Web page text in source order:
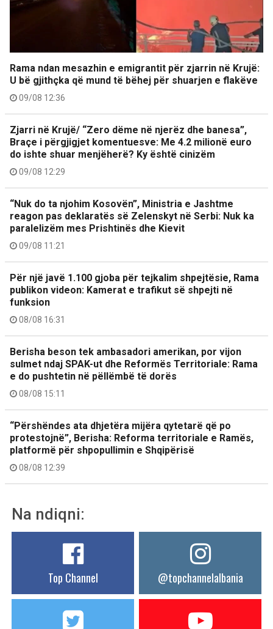
Rama ndan mesazhin e emigrantit për zjarrin në Krujë:
U bë gjithçka që mund të bëhej për shuarjen e flakëve
09/08 12:36
Zjarri në Krujë/ “Zero dëme në njerëz dhe banesa”,
Braçe i përgjigjet komentuesve: Me 4.2 milionë euro
do ishte shuar menjëherë? Ky është cinizëm
09/08 12:29
“Nuk do ta njohim Kosovën”, Ministria e Jashtme
reagon pas deklaratës së Zelenskyt në Serbi: Nuk ka
paralelizëm mes Prishtinës dhe Kievit
09/08 11:21
Për një javë 1.100 gjoba për tejkalim shpejtësie, Rama
publikon videon: Kamerat e trafikut së shpejti në
funksion
08/08 16:31
Berisha beson tek ambasadori amerikan, por vijon
sulmet ndaj SPAK-ut dhe Reformës Territoriale: Rama
e do pushtetin në pëllëmbë të dorës
08/08 15:11
“Përshëndes ata dhjetëra mijëra qytetarë që po
protestojnë”, Berisha: Reforma territoriale e Ramës,
platformë për shpopullimin e Shqipërisë
08/08 12:39
Na ndiqni:
Top Channel @topchannelalbania